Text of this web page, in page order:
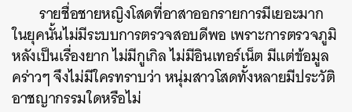
รายชื่อชายหญิงโสดที่อาสาออกรายการมีเยอะมาก
ในยุคนั้นไม่มีระบบการตรวจสอบดีพอ เพราะการตรวจภูมิ
หลังเป็นเรื่องยาก ไม่มีกูเกิล ไม่มีอินเทอร์เน็ต มีแต่ข้อมูล
คร่าวๆ จึงไม่มีใครทราบว่า หนุ่มสาวโสดทั้งหลายมีประวัติ
อาชญากรรมใดหรือไม่